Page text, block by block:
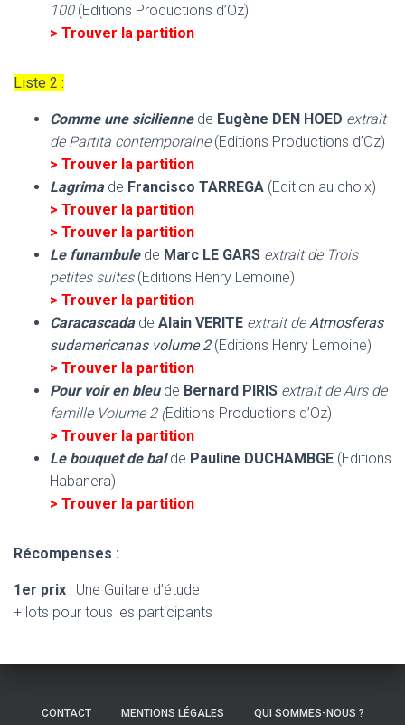
100 (Editions Productions d’Oz)
> Trouver la partition
Liste 2 :
Comme une siciliennede Eugène DEN HOED extrait
de Partita contemporaine(Editions Productions d’Oz)
> Trouver la partition
Lagrimade Francisco TARREGA (Edition au choix)
> Trouver la partition
> Trouver la partition
Le funambulede Marc LE GARS extrait de Trois
petites suites(Editions Henry Lemoine)
> Trouver la partition
Caracascada de Alain VERITE extrait deAtmosferas
sudamericanas volume 2(Editions Henry Lemoine)
> Trouver la partition
Pour voir en bleude Bernard PIRIS extrait de Airs de
famille Volume 2 (Editions Productions d’Oz)
> Trouver la partition
Le bouquet de balde Pauline DUCHAMBGE (Editions
Habanera)
> Trouver la partition
Récompenses :
1er prix : Une Guitare d’étude
+ lots pour tous les participants
CONTACT MENTIONS LÉGALES QUI SOMMES-NOUS ?